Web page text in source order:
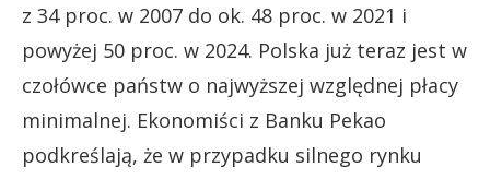
z 34 proc. w 2007 do ok. 48 proc. w 2021 i
powyżej 50 proc. w 2024. Polska już teraz jest w
czołówce państw o najwyższej względnej płacy
minimalnej. Ekonomiści z Banku Pekao
podkreślają, że w przypadku silnego rynku